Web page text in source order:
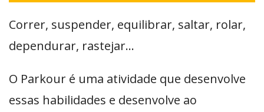
Correr, suspender, equilibrar, saltar, rolar,
dependurar, rastejar…
O Parkour é uma atividade que desenvolve
essas habilidades e desenvolve ao